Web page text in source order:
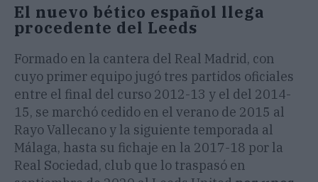
El nuevo bético español llega
procedente del Leeds
Formado en la cantera del Real Madrid, con
cuyo primer equipo jugó tres partidos oficiales
entre el final del curso 2012-13 y el del 2014-
15, se marchó cedido en el verano de 2015 al
Rayo Vallecano y la siguiente temporada al
Málaga, hasta su fichaje en la 2017-18 por la
Real Sociedad, club que lo traspasó en